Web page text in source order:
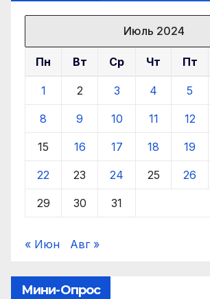
Июль 2024
Пн Вт Ср Чт Пт
1 2 3 4 5
8 9 10 11 12
15 16 17 18 19
22 23 24 25 26
29 30 31
« Июн Авг »
Мини-Опрос